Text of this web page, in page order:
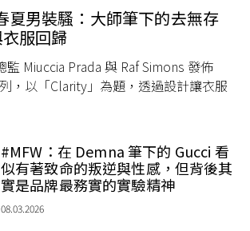
夏男裝騷：大師筆下的去無存
服回歸
監 Miuccia Prada 與 Raf Simons 發佈
，以「Clarity」為題，透過設計讓衣服
#MFW：在 Demna 筆下的 Gucci 看
似有著致命的叛逆與性感，但背後其
實是品牌最務實的實驗精神
08.03.2026